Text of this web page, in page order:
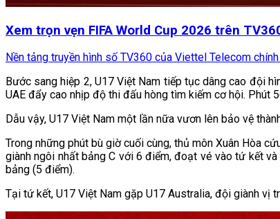
Xem trọn vẹn FIFA World Cup 2026 trên
Nền tảng truyền hình số TV360 của Viettel Telecom
Bước sang hiệp 2, U17 Việt Nam tiếp tục dâng cao đội
UAE đẩy cao nhịp độ thi đấu hòng tìm kiếm cơ hội. Phút
Dẫu vậy, U17 Việt Nam một lần nữa vươn lên bảo vệ
Trong những phút bù giờ cuối cùng, thủ môn Xuân Hòa
giành ngôi nhất bảng C với 6 điểm, đoạt vé vào tứ kết
bảng (5 điểm).
Tại tứ kết, U17 Việt Nam gặp U17 Australia, đội giành vị